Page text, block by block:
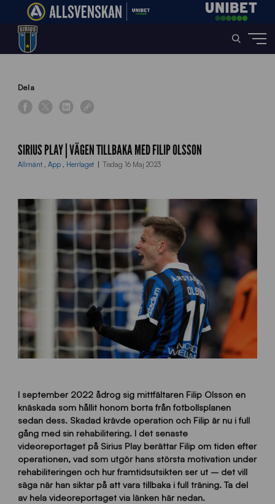
Home»
Dela
SIRIUS PLAY | VÄGEN TILLBAKA MED FILIP OLSSON
Allmänt , App , Herrlaget Tisdag 16 Maj 2023
I september 2022 ådrog sig mittfältaren Filip Olsson en
knäskada som hållit honom borta från fotbollsplanen
sedan dess. Skadad krävde operation och Filip är nu i full
gång med sin rehabilitering. I det senaste
videoreportaget på Sirius Play berättar Filip om tiden efter
operationen, vad som utgör hans största motivation under
rehabiliteringen och hur framtidsutsikten ser ut – det vill
säga när han siktar på att vara tillbaka i full träning. Ta del
av hela videoreportaget via länken här nedan.